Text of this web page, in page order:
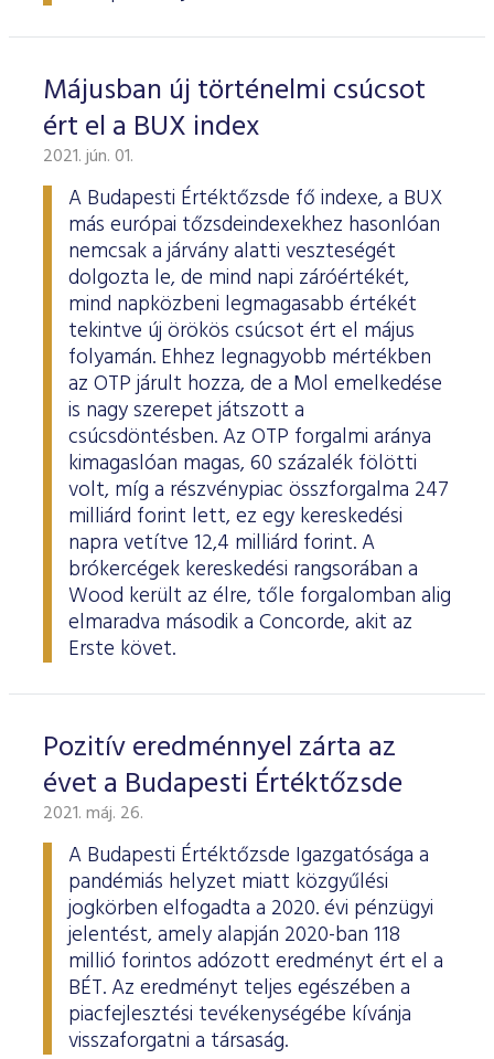
Májusban új történelmi csúcsot
ért el a BUX index
2021. jún. 01.
A Budapesti Értéktőzsde fő indexe, a BUX
más európai tőzsdeindexekhez hasonlóan
nemcsak a járvány alatti veszteségét
dolgozta le, de mind napi záróértékét,
mind napközbeni legmagasabb értékét
tekintve új örökös csúcsot ért el május
folyamán. Ehhez legnagyobb mértékben
az OTP járult hozza, de a Mol emelkedése
is nagy szerepet játszott a
csúcsdöntésben. Az OTP forgalmi aránya
kimagaslóan magas, 60 százalék fölötti
volt, míg a részvénypiac összforgalma 247
milliárd forint lett, ez egy kereskedési
napra vetítve 12,4 milliárd forint. A
brókercégek kereskedési rangsorában a
Wood került az élre, tőle forgalomban alig
elmaradva második a Concorde, akit az
Erste követ.
Pozitív eredménnyel zárta az
évet a Budapesti Értéktőzsde
2021. máj. 26.
A Budapesti Értéktőzsde Igazgatósága a
pandémiás helyzet miatt közgyűlési
jogkörben elfogadta a 2020. évi pénzügyi
jelentést, amely alapján 2020-ban 118
millió forintos adózott eredményt ért el a
BÉT. Az eredményt teljes egészében a
piacfejlesztési tevékenységébe kívánja
visszaforgatni a társaság.